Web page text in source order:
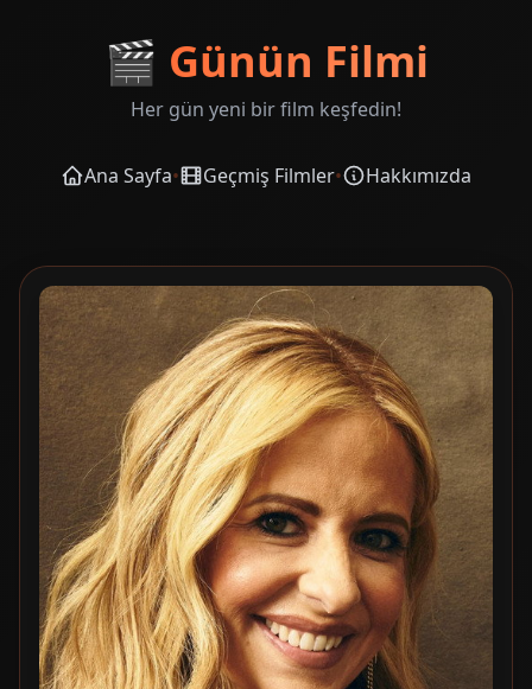
🎬 Günün Filmi
Her gün yeni bir film keşfedin!
Ana Sayfa• Geçmiş Filmler• Hakkımızda